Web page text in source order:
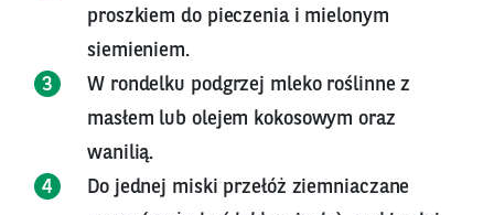
proszkiem do pieczenia i mielonym
siemieniem.
W rondelku podgrzej mleko roślinne z
masłem lub olejem kokosowym oraz
wanilią.
Do jednej miski przełóż ziemniaczane